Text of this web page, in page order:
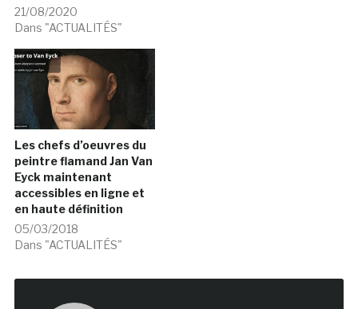
21/08/2020
Dans "ACTUALITÉS"
Les chefs d’oeuvres du
peintre flamand Jan Van
Eyck maintenant
accessibles en ligne et
en haute définition
05/03/2018
Dans "ACTUALITÉS"